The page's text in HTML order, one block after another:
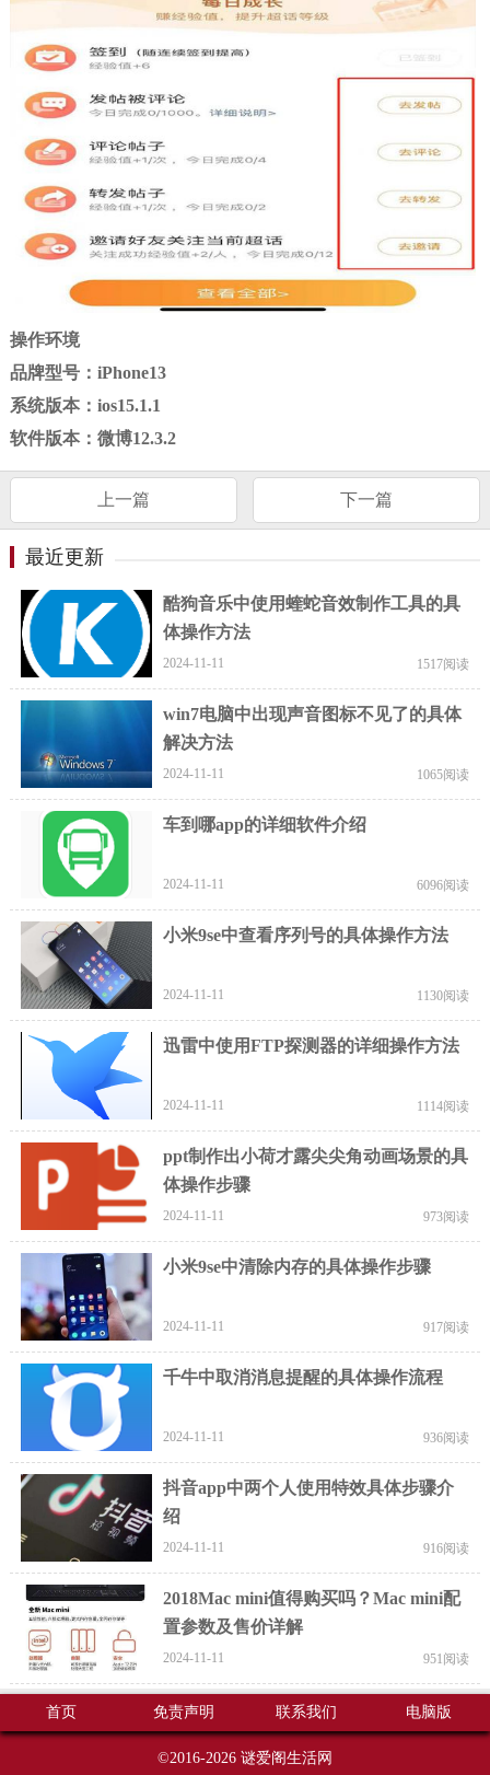
操作环境
品牌型号：iPhone13
系统版本：ios15.1.1
软件版本：微博12.3.2
上一篇 下一篇
最近更新
酷狗音乐中使用蝰蛇音效制作工具的具
体操作方法
2024-11-11 1517阅读
win7电脑中出现声音图标不见了的具体
解决方法
2024-11-11 1065阅读
车到哪app的详细软件介绍
2024-11-11 6096阅读
小米9se中查看序列号的具体操作方法
2024-11-11 1130阅读
迅雷中使用FTP探测器的详细操作方法
2024-11-11 1114阅读
ppt制作出小荷才露尖尖角动画场景的具
体操作步骤
2024-11-11 973阅读
小米9se中清除内存的具体操作步骤
2024-11-11 917阅读
千牛中取消消息提醒的具体操作流程
2024-11-11 936阅读
抖音app中两个人使用特效具体步骤介
绍
2024-11-11 916阅读
2018Mac mini值得购买吗？Mac mini配
置参数及售价详解
2024-11-11 951阅读
首页 免责声明 联系我们 电脑版
©2016-2026 谜爱阁生活网